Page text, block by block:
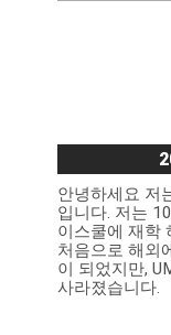
안녕하세요 저
입니다. 저는
이스쿨에 재학
처음으로 해외
이 되었지만,
사라졌습니다.